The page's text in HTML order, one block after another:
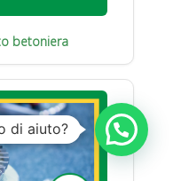
betoniera
di aiuto?